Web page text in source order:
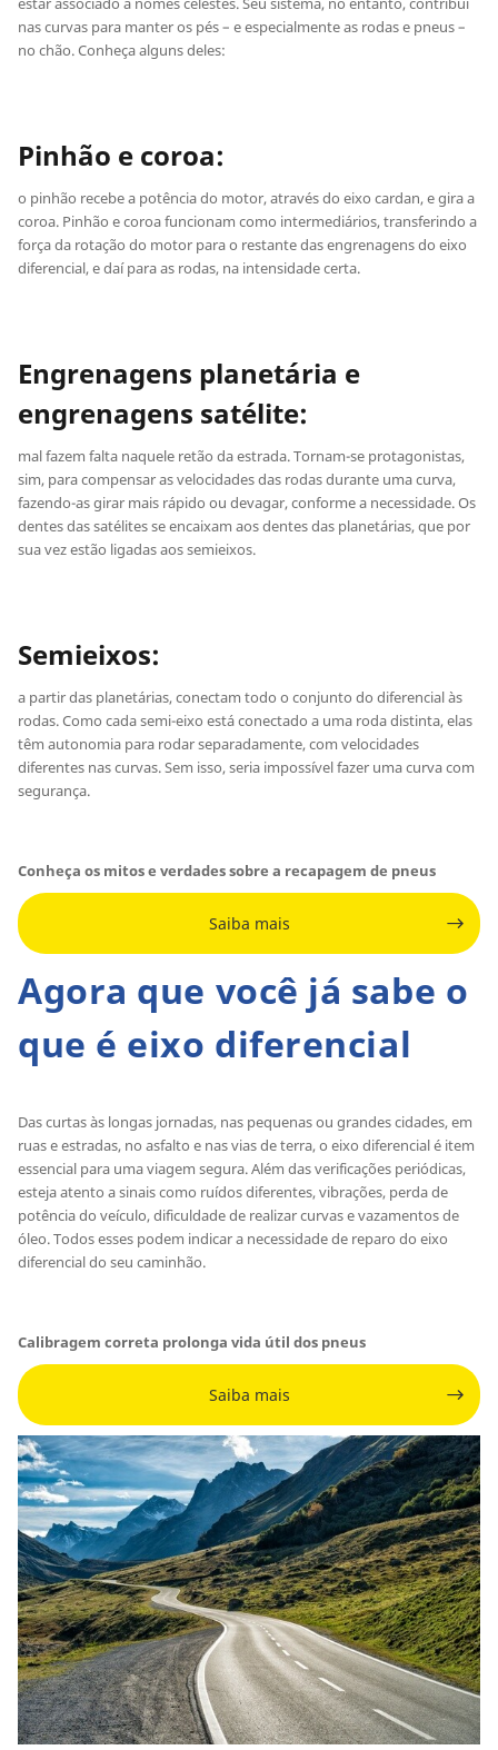
nas curvas para manter os pés – e especialmente as rodas e pneus –
no chão. Conheça alguns deles:
Pinhão e coroa:
o pinhão recebe a potência do motor, através do eixo cardan, e gira a
coroa. Pinhão e coroa funcionam como intermediários, transferindo a
força da rotação do motor para o restante das engrenagens do eixo
diferencial, e daí para as rodas, na intensidade certa.
Engrenagens planetária e
engrenagens satélite:
mal fazem falta naquele retão da estrada. Tornam-se protagonistas,
sim, para compensar as velocidades das rodas durante uma curva,
fazendo-as girar mais rápido ou devagar, conforme a necessidade. Os
dentes das satélites se encaixam aos dentes das planetárias, que por
sua vez estão ligadas aos semieixos.
Semieixos:
a partir das planetárias, conectam todo o conjunto do diferencial às
rodas. Como cada semi-eixo está conectado a uma roda distinta, elas
têm autonomia para rodar separadamente, com velocidades
diferentes nas curvas. Sem isso, seria impossível fazer uma curva com
segurança.
Conheça os mitos e verdades sobre a recapagem de pneus
Saiba mais
Agora que você já sabe o
que é eixo diferencial
Das curtas às longas jornadas, nas pequenas ou grandes cidades, em
ruas e estradas, no asfalto e nas vias de terra, o eixo diferencial é item
essencial para uma viagem segura. Além das verificações periódicas,
esteja atento a sinais como ruídos diferentes, vibrações, perda de
potência do veículo, dificuldade de realizar curvas e vazamentos de
óleo. Todos esses podem indicar a necessidade de reparo do eixo
diferencial do seu caminhão.
Calibragem correta prolonga vida útil dos pneus
Saiba mais